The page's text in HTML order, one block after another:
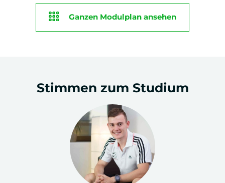
Ganzen Modulplan ansehen
Persönlichkeitspsychologie
Kommunikations- &
Medienwissenschaften
Stimmen zum Studium